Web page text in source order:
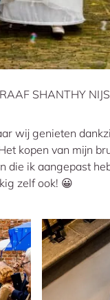
SHANTHY NIJS
wij genieten
kopen van mijn
ik aangepast
zelf ook! 😀